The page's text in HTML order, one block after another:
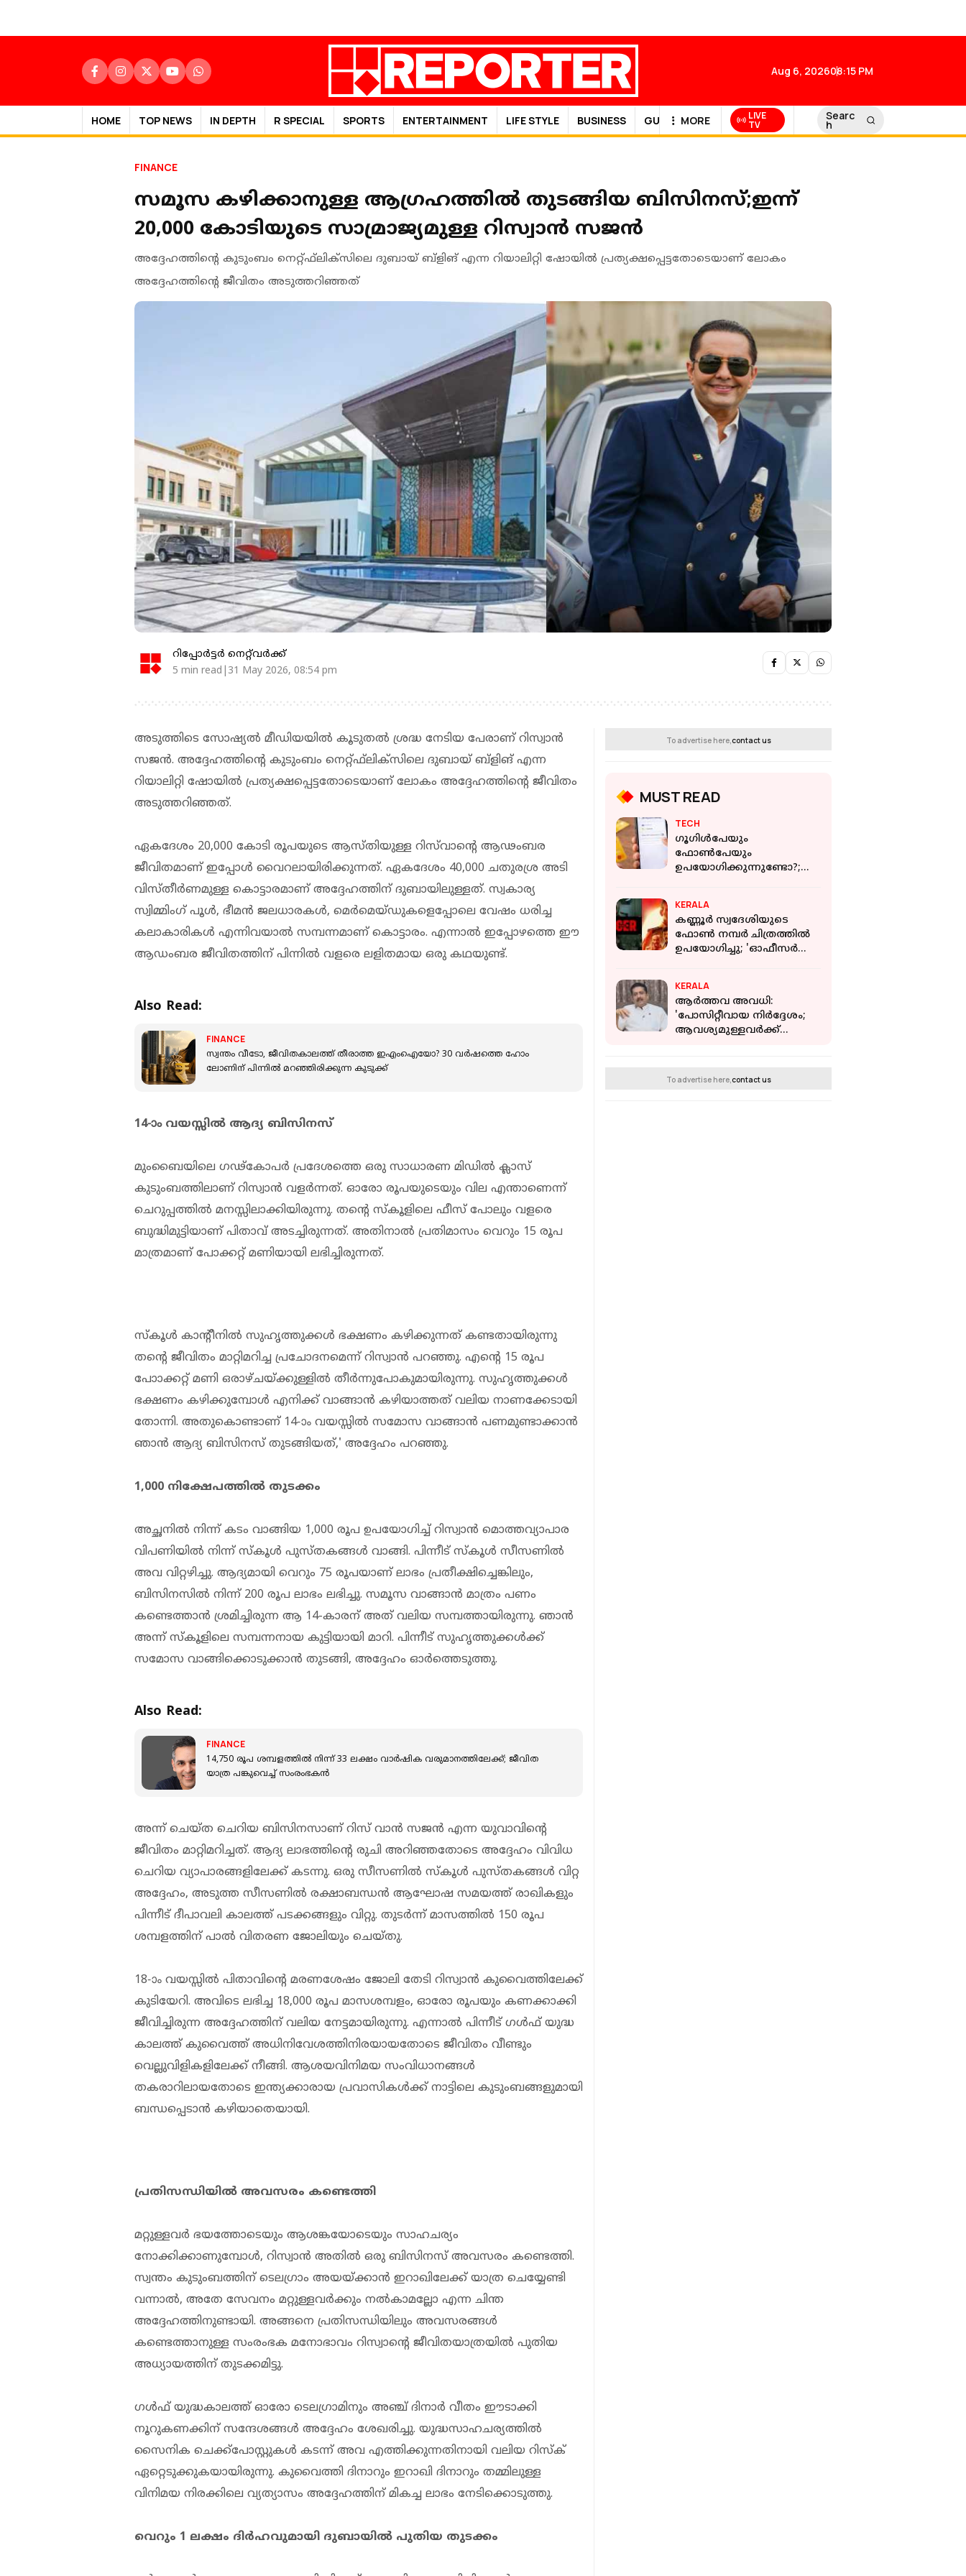
Aug 6, 202608:15 PM
HOME TOP NEWS IN DEPTH R SPECIAL SPORTS ENTERTAINMENT LIFE STYLE BUSINESS GULF NEWS
MORE LIVE
TV
Searc
h
FINANCE
സമൂസ കഴിക്കാനുള്ള ആഗ്രഹത്തില്‍ തുടങ്ങിയ ബിസിനസ്;ഇന്ന്
20,000 കോടിയുടെ സാമ്രാജ്യമുള്ള റിസ്വാന്‍ സജന്‍
അദ്ദേഹത്തിന്റെ കുടുംബം നെറ്റ്ഫ്‌ലിക്‌സിലെ ദുബായ് ബ്‌ളിങ് എന്ന റിയാലിറ്റി ഷോയില്‍ പ്രത്യക്ഷപ്പെട്ടതോടെയാണ് ലോകം
അദ്ദേഹത്തിന്റെ ജീവിതം അടുത്തറിഞ്ഞത്
റിപ്പോർട്ടർ നെറ്റ്‌വര്‍ക്ക്‌
5 min read|31 May 2026, 08:54 pm
അടുത്തിടെ സോഷ്യല്‍ മീഡിയയില്‍ കൂടുതല്‍ ശ്രദ്ധ നേടിയ പേരാണ് റിസ്വാന്‍
സജന്‍. അദ്ദേഹത്തിന്റെ കുടുംബം നെറ്റ്ഫ്‌ലിക്‌സിലെ ദുബായ് ബ്‌ളിങ് എന്ന
റിയാലിറ്റി ഷോയില്‍ പ്രത്യക്ഷപ്പെട്ടതോടെയാണ് ലോകം അദ്ദേഹത്തിന്റെ ജീവിതം
അടുത്തറിഞ്ഞത്.
ഏകദേശം 20,000 കോടി രൂപയുടെ ആസ്തിയുള്ള റിസ്‌വാന്റെ ആഢംബര
ജീവിതമാണ് ഇപ്പോള്‍ വൈറലായിരിക്കുന്നത്. ഏകദേശം 40,000 ചതുരശ്ര അടി
വിസ്തീര്‍ണമുള്ള കൊട്ടാരമാണ് അദ്ദേഹത്തിന് ദുബായിലുള്ളത്. സ്വകാര്യ
സ്വിമ്മിംഗ് പൂള്‍, ഭീമന്‍ ജലധാരകള്‍, മെര്‍മെയ്ഡുകളെപ്പോലെ വേഷം ധരിച്ച
കലാകാരികള്‍ എന്നിവയാല്‍ സമ്പന്നമാണ് കൊട്ടാരം. എന്നാല്‍ ഇപ്പോഴത്തെ ഈ
ആഡംബര ജീവിതത്തിന് പിന്നില്‍ വളരെ ലളിതമായ ഒരു കഥയുണ്ട്.
Also Read:
FINANCE
സ്വന്തം വീടോ, ജീവിതകാലത്ത് തീരാത്ത ഇഎംഐയോ? 30 വര്‍ഷത്തെ ഹോം
ലോണിന് പിന്നില്‍ മറഞ്ഞിരിക്കുന്ന കുടുക്ക്
14-ാം വയസ്സില്‍ ആദ്യ ബിസിനസ്
മുംബൈയിലെ ഗഢ്‌കോപര്‍ പ്രദേശത്തെ ഒരു സാധാരണ മിഡില്‍ ക്ലാസ്
കുടുംബത്തിലാണ് റിസ്വാന്‍ വളര്‍ന്നത്. ഓരോ രൂപയുടെയും വില എന്താണെന്ന്
ചെറുപ്പത്തില്‍ മനസ്സിലാക്കിയിരുന്നു. തന്റെ സ്‌കൂളിലെ ഫീസ് പോലും വളരെ
ബുദ്ധിമുട്ടിയാണ് പിതാവ് അടച്ചിരുന്നത്. അതിനാല്‍ പ്രതിമാസം വെറും 15 രൂപ
മാത്രമാണ് പോക്കറ്റ് മണിയായി ലഭിച്ചിരുന്നത്.
സ്‌കൂള്‍ കാന്റീനില്‍ സുഹൃത്തുക്കള്‍ ഭക്ഷണം കഴിക്കുന്നത് കണ്ടതായിരുന്നു
തന്റെ ജീവിതം മാറ്റിമറിച്ച പ്രചോദനമെന്ന് റിസ്വാന്‍ പറഞ്ഞു. എന്റെ 15 രൂപ
പോാക്കറ്റ് മണി ഒരാഴ്ചയ്ക്കുള്ളില്‍ തീര്‍ന്നുപോകുമായിരുന്നു. സുഹൃത്തുക്കള്‍
ഭക്ഷണം കഴിക്കുമ്പോള്‍ എനിക്ക് വാങ്ങാന്‍ കഴിയാത്തത് വലിയ നാണക്കേടായി
തോന്നി. അതുകൊണ്ടാണ് 14-ാം വയസ്സില്‍ സമോസ വാങ്ങാന്‍ പണമുണ്ടാക്കാന്‍
ഞാന്‍ ആദ്യ ബിസിനസ് തുടങ്ങിയത്,' അദ്ദേഹം പറഞ്ഞു.
1,000 നിക്ഷേപത്തില്‍ തുടക്കം
അച്ഛനില്‍ നിന്ന് കടം വാങ്ങിയ 1,000 രൂപ ഉപയോഗിച്ച് റിസ്വാന്‍ മൊത്തവ്യാപാര
വിപണിയില്‍ നിന്ന് സ്‌കൂള്‍ പുസ്തകങ്ങള്‍ വാങ്ങി. പിന്നീട് സ്‌കൂള്‍ സീസണില്‍
അവ വിറ്റഴിച്ചു. ആദ്യമായി വെറും 75 രൂപയാണ് ലാഭം പ്രതീക്ഷിച്ചെങ്കിലും,
ബിസിനസില്‍ നിന്ന് 200 രൂപ ലാഭം ലഭിച്ചു. സമൂസ വാങ്ങാന്‍ മാത്രം പണം
കണ്ടെത്താന്‍ ശ്രമിച്ചിരുന്ന ആ 14-കാരന് അത് വലിയ സമ്പത്തായിരുന്നു. ഞാന്‍
അന്ന് സ്‌കൂളിലെ സമ്പന്നനായ കുട്ടിയായി മാറി. പിന്നീട് സുഹൃത്തുക്കള്‍ക്ക്
സമോസ വാങ്ങിക്കൊടുക്കാന്‍ തുടങ്ങി, അദ്ദേഹം ഓര്‍ത്തെടുത്തു.
Also Read:
FINANCE
14,750 രൂപ ശമ്പളത്തില്‍ നിന്ന് 33 ലക്ഷം വാര്‍ഷിക വരുമാനത്തിലേക്ക്; ജീവിത
യാത്ര പങ്കുവെച്ച് സംരംഭകന്‍
അന്ന് ചെയ്ത ചെറിയ ബിസിനസാണ് റിസ് വാന്‍ സജന്‍ എന്ന യുവാവിന്റെ
ജീവിതം മാറ്റിമറിച്ചത്. ആദ്യ ലാഭത്തിന്റെ രുചി അറിഞ്ഞതോടെ അദ്ദേഹം വിവിധ
ചെറിയ വ്യാപാരങ്ങളിലേക്ക് കടന്നു. ഒരു സീസണില്‍ സ്‌കൂള്‍ പുസ്തകങ്ങള്‍ വിറ്റ
അദ്ദേഹം, അടുത്ത സീസണില്‍ രക്ഷാബന്ധന്‍ ആഘോഷ സമയത്ത് രാഖികളും
പിന്നീട് ദീപാവലി കാലത്ത് പടക്കങ്ങളും വിറ്റു. തുടര്‍ന്ന് മാസത്തില്‍ 150 രൂപ
ശമ്പളത്തിന് പാല്‍ വിതരണ ജോലിയും ചെയ്തു.
18-ാം വയസ്സില്‍ പിതാവിന്റെ മരണശേഷം ജോലി തേടി റിസ്വാന്‍ കുവൈത്തിലേക്ക്
കുടിയേറി. അവിടെ ലഭിച്ച 18,000 രൂപ മാസശമ്പളം, ഓരോ രൂപയും കണക്കാക്കി
ജീവിച്ചിരുന്ന അദ്ദേഹത്തിന് വലിയ നേട്ടമായിരുന്നു. എന്നാല്‍ പിന്നീട് ഗള്‍ഫ് യുദ്ധ
കാലത്ത് കുവൈത്ത് അധിനിവേശത്തിനിരയായതോടെ ജീവിതം വീണ്ടും
വെല്ലുവിളികളിലേക്ക് നീങ്ങി. ആശയവിനിമയ സംവിധാനങ്ങള്‍
തകരാറിലായതോടെ ഇന്ത്യക്കാരായ പ്രവാസികള്‍ക്ക് നാട്ടിലെ കുടുംബങ്ങളുമായി
ബന്ധപ്പെടാന്‍ കഴിയാതെയായി.
പ്രതിസന്ധിയില്‍ അവസരം കണ്ടെത്തി
മറ്റുള്ളവര്‍ ഭയത്തോടെയും ആശങ്കയോടെയും സാഹചര്യം
നോക്കിക്കാണുമ്പോള്‍, റിസ്വാന്‍ അതില്‍ ഒരു ബിസിനസ് അവസരം കണ്ടെത്തി.
സ്വന്തം കുടുംബത്തിന് ടെലഗ്രാം അയയ്ക്കാന്‍ ഇറാഖിലേക്ക് യാത്ര ചെയ്യേണ്ടി
വന്നാല്‍, അതേ സേവനം മറ്റുള്ളവര്‍ക്കും നല്‍കാമല്ലോ എന്ന ചിന്ത
അദ്ദേഹത്തിനുണ്ടായി. അങ്ങനെ പ്രതിസന്ധിയിലും അവസരങ്ങള്‍
കണ്ടെത്താനുള്ള സംരംഭക മനോഭാവം റിസ്വാന്റെ ജീവിതയാത്രയില്‍ പുതിയ
അധ്യായത്തിന് തുടക്കമിട്ടു.
ഗള്‍ഫ് യുദ്ധകാലത്ത് ഓരോ ടെലഗ്രാമിനും അഞ്ച് ദിനാര്‍ വീതം ഈടാക്കി
നൂറുകണക്കിന് സന്ദേശങ്ങള്‍ അദ്ദേഹം ശേഖരിച്ചു. യുദ്ധസാഹചര്യത്തില്‍
സൈനിക ചെക്ക്പോസ്റ്റുകള്‍ കടന്ന് അവ എത്തിക്കുന്നതിനായി വലിയ റിസ്‌ക്
ഏറ്റെടുക്കുകയായിരുന്നു. കുവൈത്തി ദിനാറും ഇറാഖി ദിനാറും തമ്മിലുള്ള
വിനിമയ നിരക്കിലെ വ്യത്യാസം അദ്ദേഹത്തിന് മികച്ച ലാഭം നേടിക്കൊടുത്തു.
വെറും 1 ലക്ഷം ദിര്‍ഹവുമായി ദുബായില്‍ പുതിയ തുടക്കം
To advertise here, contact us
MUST READ
TECH
ഗൂഗിൾപേയും
ഫോൺപേയും
ഉപയോഗിക്കുന്നുണ്ടോ?;
തട്ടിപ്പിനിരയാകും
KERALA
കണ്ണൂർ സ്വദേശിയുടെ
ഫോൺ നമ്പർ ചിത്രത്തിൽ
ഉപയോഗിച്ചു; 'ഓഫീസർ
കേസെടുക്കും
KERALA
ആർത്തവ അവധി:
'പോസിറ്റീവായ നിർദ്ദേശം;
ആവശ്യമുള്ളവർക്ക്
To advertise here, contact us